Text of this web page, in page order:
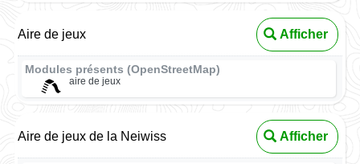
Aire de jeux Afficher
Modules présents (OpenStreetMap)
aire de jeux
Aire de jeux de la Neiwiss Afficher